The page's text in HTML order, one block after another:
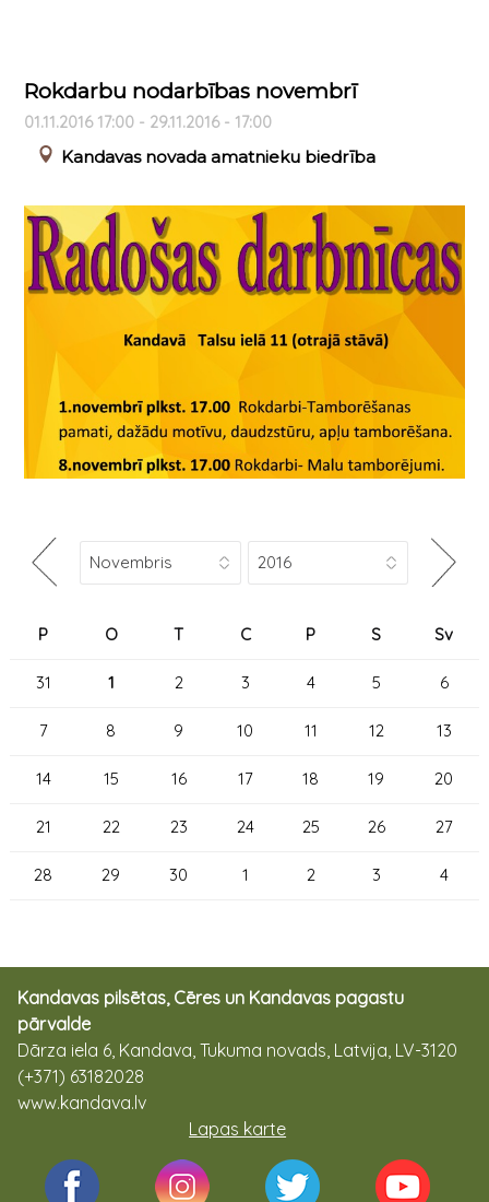
Rokdarbu nodarbības novembrī
01.11.2016 17:00 - 29.11.2016 - 17:00
Kandavas novada amatnieku biedrība
P O T C P S Sv
31 1 2 3 4 5 6
7 8 9 10 11 12 13
14 15 16 17 18 19 20
21 22 23 24 25 26 27
28 29 30 1 2 3 4
Kandavas pilsētas, Cēres un Kandavas pagastu
pārvalde
Dārza iela 6, Kandava, Tukuma novads, Latvija, LV-3120
(+371) 63182028
www.kandava.lv
Lapas karte